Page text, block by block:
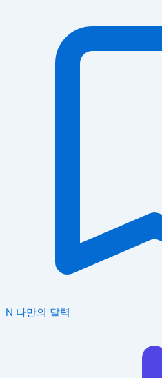
N 나만의 달력